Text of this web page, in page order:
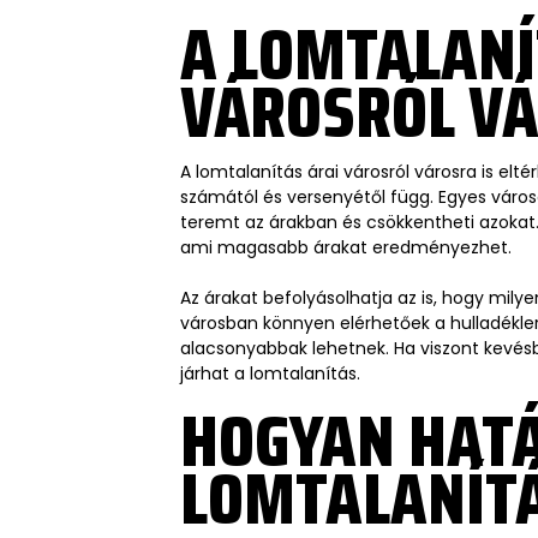
A
VÁROSRÓL
A lomtalanítás árai városról városra is
számától és versenyétől függ. Egyes
teremt az árakban és csökkentheti
ami magasabb árakat eredményezhet.
Az árakat befolyásolhatja az is, hogy
városban könnyen elérhetőek a
alacsonyabbak lehetnek. Ha viszont
járhat a lomtalanítás.
HOGYAN